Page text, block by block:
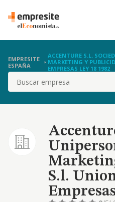
EMPRESITE
ESPAÑA
ACCENTURE S.L.
MARKETING Y
EMPRESAS LEY 18 1982
Buscar
S.l.